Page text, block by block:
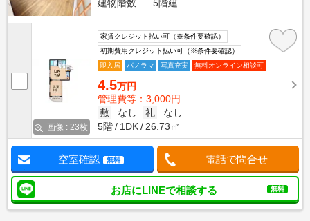
建物階数 5階建
画像 : 23枚
家賃クレジット払い可（※条件要確認）
初期費用クレジット払い可（※条件要確認）
即入居
パノラマ 写真充実 無料オンライン相談可
4.5万円
管理費等：3,000円
敷
なし 礼
なし
5階
1DK 26.73㎡
空室確認 無料 電話で問合せ
お店にLINEで相談する 無料